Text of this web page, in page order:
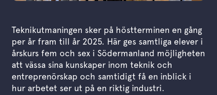
Teknikutmaningen sker på höstterminen en gång
per år fram till år 2025. Här ges samtliga elever i
årskurs fem och sex i Södermanland möjligheten
att vässa sina kunskaper inom teknik och
entreprenörskap och samtidigt få en inblick i
hur arbetet ser ut på en riktig industri.